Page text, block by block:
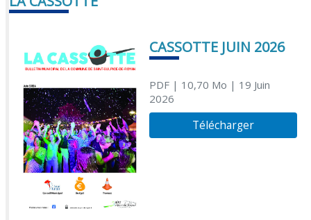
CASSOTTE JUIN 2026
PDF| 10,70 Mo | 19 Juin
2026
Télécharger